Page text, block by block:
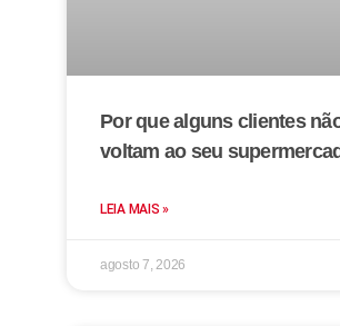
Por que alguns clientes
voltam ao seu
LEIA MAIS »
agosto 7, 2026